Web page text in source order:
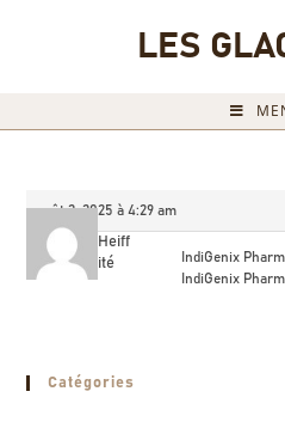
LES
août 2, 2025 à 4:29 am
SamuelHeiff
Invité
IndiGenix
IndiGenix
Catégories